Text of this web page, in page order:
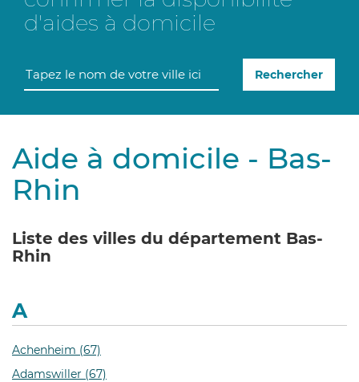
d'aides à domicile
Rechercher
Aide à domicile - Bas-
Rhin
Liste des villes du département Bas-
Rhin
A
Achenheim (67)
Adamswiller (67)